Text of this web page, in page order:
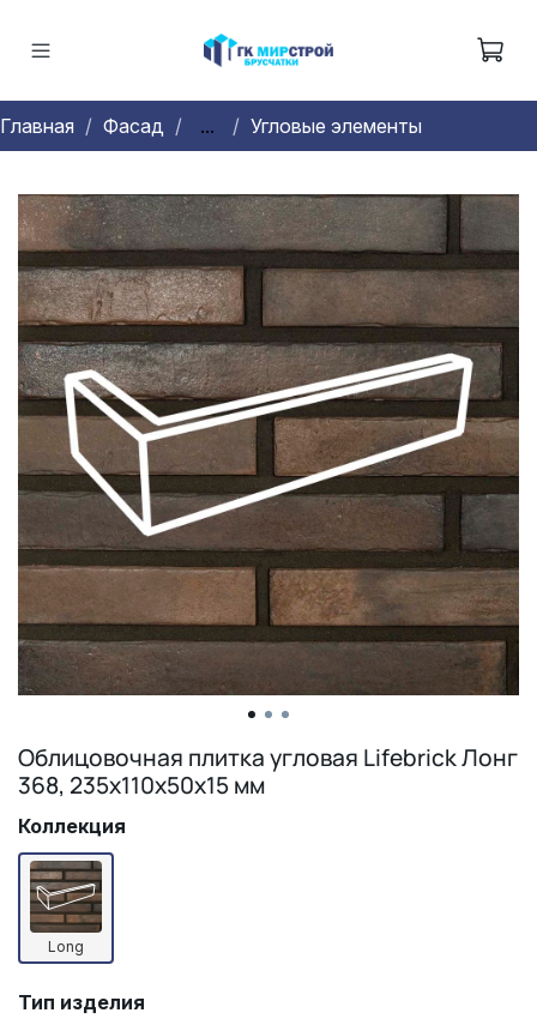
Главная Фасад ... Угловые элементы
Облицовочная плитка угловая Lifebrick Лонг
368, 235х110х50х15 мм
Коллекция
Long
Тип изделия